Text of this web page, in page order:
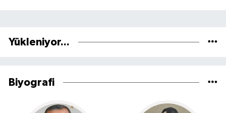
Yükleniyor...
Biyografi